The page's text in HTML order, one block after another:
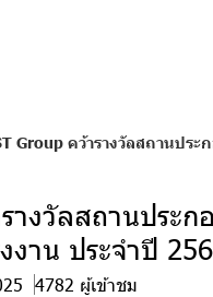
Group คว้ารางวัลสถานปร
างวัลสถานประ
งาน ประจำปี
4782 ผู้เข้าชม